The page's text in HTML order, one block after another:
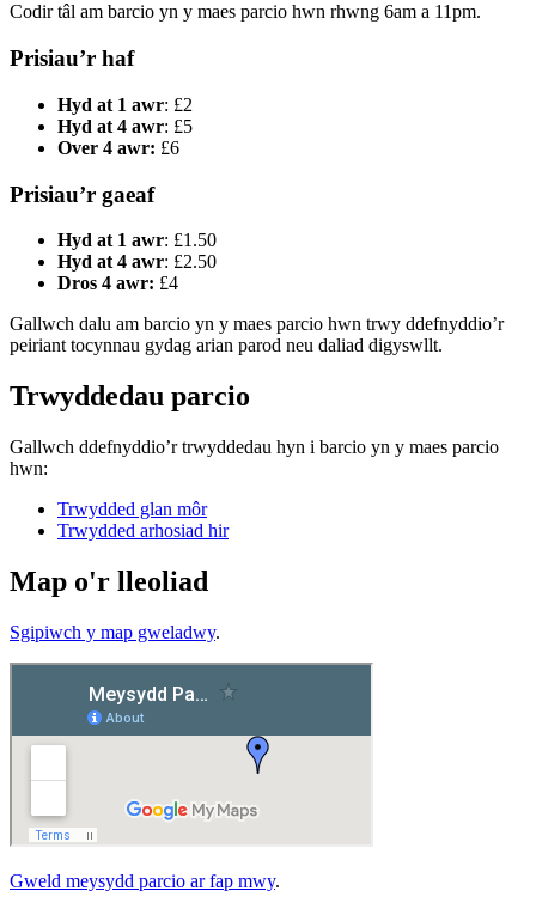
Codir tâl am barcio yn y maes parcio hwn rhwng 6am a 11pm.
Prisiau’r haf
Hyd at 1 awr: £2
Hyd at 4 awr: £5
Over 4 awr: £6
Prisiau’r gaeaf
Hyd at 1 awr: £1.50
Hyd at 4 awr: £2.50
Dros 4 awr: £4
Gallwch dalu am barcio yn y maes parcio hwn trwy ddefnyddio’r
peiriant tocynnau gydag arian parod neu daliad digyswllt.
Trwyddedau parcio
Gallwch ddefnyddio’r trwyddedau hyn i barcio yn y maes parcio
hwn:
Trwydded glan môr
Trwydded arhosiad hir
Map o'r lleoliad
Sgipiwch y map gweladwy.
Gweld meysydd parcio ar fap mwy.